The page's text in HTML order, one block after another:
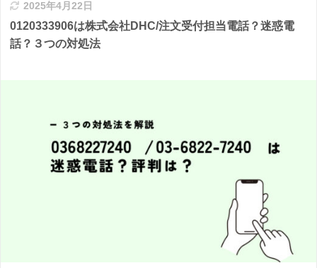
2025年4月22日
0120333906は株式会社DHC/注文受付担当電話？迷惑電
話？３つの対処法